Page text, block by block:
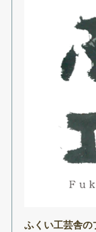
ふくい工芸舎